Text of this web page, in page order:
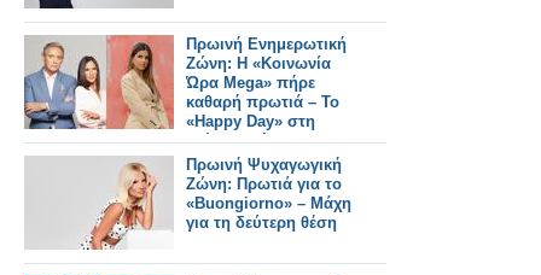
Πρωινή Ενημερωτική
Ζώνη: Η «Κοινωνία
Ώρα Mega» πήρε
καθαρή πρωτιά – Το
«Happy Day» στη
δεύτερη θέση
Πρωινή Ψυχαγωγική
Ζώνη: Πρωτιά για το
«Buongiorno» – Μάχη
για τη δεύτερη θέση